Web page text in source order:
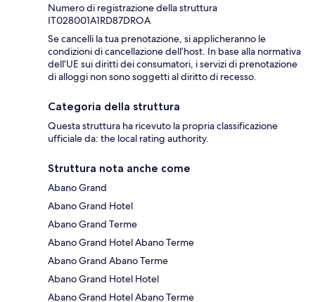
Numero di registrazione della struttura
IT028001A1RD87DROA
Se cancelli la tua prenotazione, si applicheranno le
condizioni di cancellazione dell’host. In base alla normativa
dell’UE sui diritti dei consumatori, i servizi di prenotazione
di alloggi non sono soggetti al diritto di recesso.
Categoria della struttura
Questa struttura ha ricevuto la propria classificazione
ufficiale da: the local rating authority.
Struttura nota anche come
Abano Grand
Abano Grand Hotel
Abano Grand Terme
Abano Grand Hotel Abano Terme
Abano Grand Abano Terme
Abano Grand Hotel Hotel
Abano Grand Hotel Abano Terme